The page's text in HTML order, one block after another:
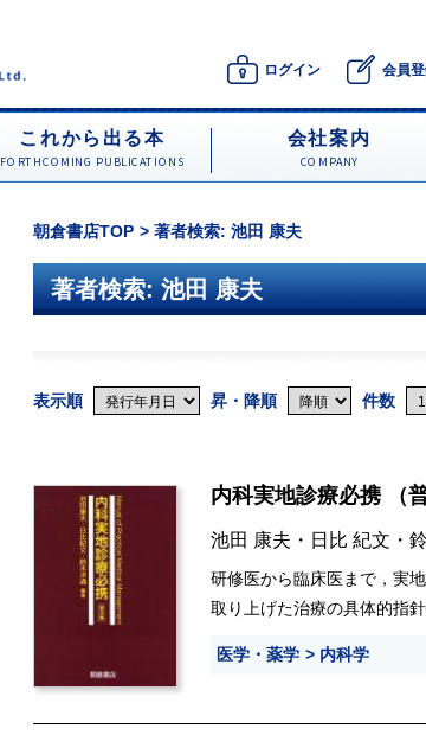
ログイン 会員
これから出る本
FORTHCOMING PUBLICATIONS
会社案内
COMPANY
朝倉書店TOP 著者検索: 池田 康夫
著者検索: 池田 康夫
表示順 昇・降順 件数
内科実地診療必携 （普
池田 康夫 ・ 日比 紀文 ・
研修医から臨床医まで，実
取り上げた治療の具体的指針
医学・薬学 内科学